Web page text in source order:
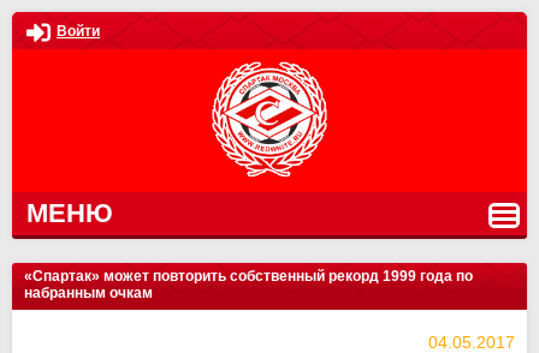
Войти
МЕНЮ
«Спартак» может повторить собственный рекорд 1999 года по
набранным очкам
04.05.2017